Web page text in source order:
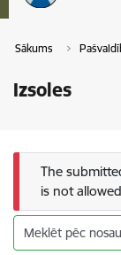
Sākums
Izsoles
Kļūdas
The
is not
Meklēt pēc